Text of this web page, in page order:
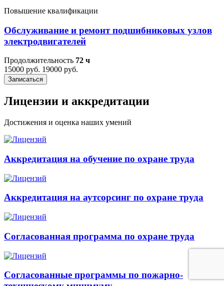
Повышение квалификации
Обслуживание и ремонт подшибниковых узлов
электродвигателей
Продолжительность 72 ч
15000 руб. 19000 руб.
Записаться
Лицензии и аккредитации
Достижения и оценка наших умений
Аккредитация на обучение по охране труда
Аккредитация на аутсорсинг по охране труда
Согласованная программа по охране труда
Согласованные программы по пожарно-